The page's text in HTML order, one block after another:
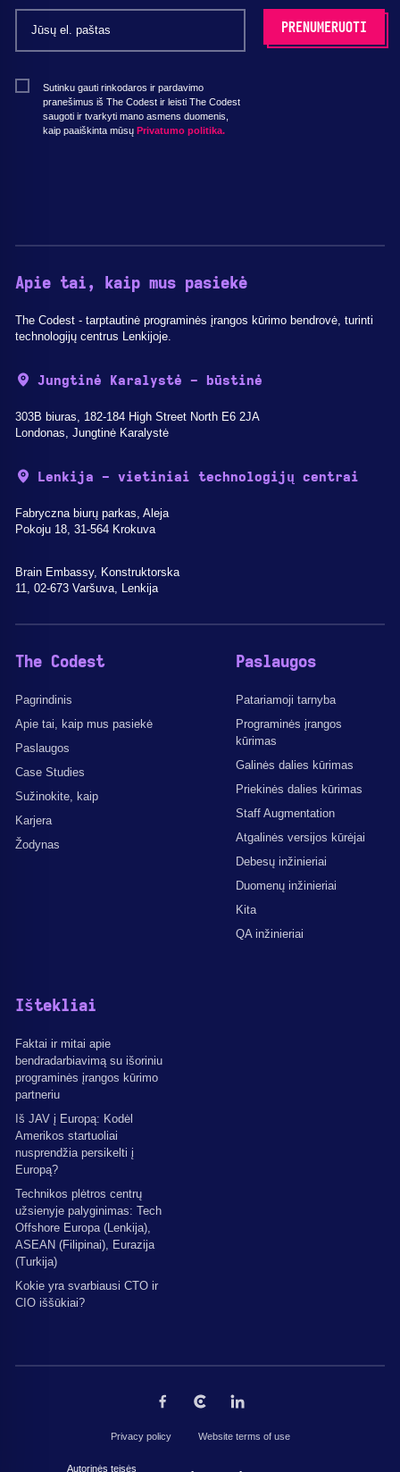
Sutinku gauti rinkodaros ir pardavimo
pranešimus iš The Codest ir leisti The Codest
saugoti ir tvarkyti mano asmens duomenis,
kaip paaiškinta mūsų Privatumo politika.
Apie tai, kaip mus pasiekė
The Codest - tarptautinė programinės įrangos kūrimo bendrovė, turinti
technologijų centrus Lenkijoje.
Jungtinė Karalystė - būstinė
303B biuras, 182-184 High Street North E6 2JA
Londonas, Jungtinė Karalystė
Lenkija - vietiniai technologijų centrai
Fabryczna biurų parkas, Aleja
Pokoju 18, 31-564 Krokuva
Brain Embassy, Konstruktorska
11, 02-673 Varšuva, Lenkija
The Codest
Pagrindinis
Apie tai, kaip mus pasiekė
Paslaugos
Case Studies
Sužinokite, kaip
Karjera
Žodynas
Paslaugos
Patariamoji tarnyba
Programinės įrangos
kūrimas
Galinės dalies kūrimas
Priekinės dalies kūrimas
Staff Augmentation
Atgalinės versijos kūrėjai
Debesų inžinieriai
Duomenų inžinieriai
Kita
QA inžinieriai
Ištekliai
Faktai ir mitai apie
bendradarbiavimą su išoriniu
programinės įrangos kūrimo
partneriu
Iš JAV į Europą: Kodėl
Amerikos startuoliai
nusprendžia persikelti į
Europą?
Technikos plėtros centrų
užsienyje palyginimas: Tech
Offshore Europa (Lenkija),
ASEAN (Filipinai), Eurazija
(Turkija)
Kokie yra svarbiausi CTO ir
CIO iššūkiai?
Privacy policy Website terms of use
Autorinės teisės © 2026 The Codest. Visos teisės saugomos.